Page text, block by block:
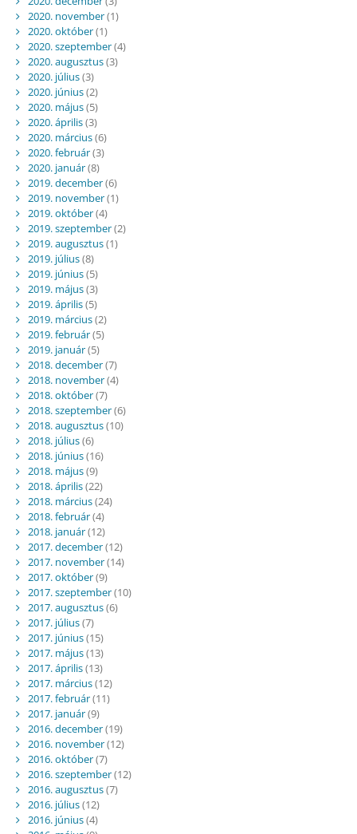
2020. november(1)
2020. október(1)
2020. szeptember(4)
2020. augusztus(3)
2020. július(3)
2020. június(2)
2020. május(5)
2020. április(3)
2020. március(6)
2020. február(3)
2020. január(8)
2019. december(6)
2019. november(1)
2019. október(4)
2019. szeptember(2)
2019. augusztus(1)
2019. július(8)
2019. június(5)
2019. május(3)
2019. április(5)
2019. március(2)
2019. február(5)
2019. január(5)
2018. december(7)
2018. november(4)
2018. október(7)
2018. szeptember(6)
2018. augusztus(10)
2018. július(6)
2018. június(16)
2018. május(9)
2018. április(22)
2018. március(24)
2018. február(4)
2018. január(12)
2017. december(12)
2017. november(14)
2017. október(9)
2017. szeptember(10)
2017. augusztus(6)
2017. július(7)
2017. június(15)
2017. május(13)
2017. április(13)
2017. március(12)
2017. február(11)
2017. január(9)
2016. december(19)
2016. november(12)
2016. október(7)
2016. szeptember(12)
2016. augusztus(7)
2016. július(12)
2016. június(4)